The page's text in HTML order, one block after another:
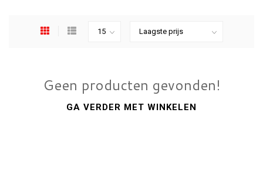
Geen producten gevonden!
GA VERDER MET WINKELEN